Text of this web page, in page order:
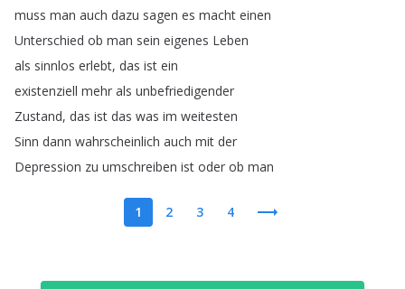
muss man auch dazu sagen es macht einen
Unterschied ob man sein eigenes Leben
als sinnlos erlebt, das ist ein
existenziell mehr als unbefriedigender
Zustand, das ist das was im weitesten
Sinn dann wahrscheinlich auch mit der
Depression zu umschreiben ist oder ob man
1 2 3 4